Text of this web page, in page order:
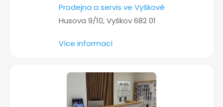
Prodejna a servis ve Vyškově
Husova 9/10, Vyškov 682 01
Více informací